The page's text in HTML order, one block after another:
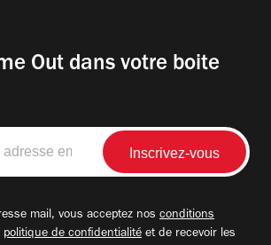
Out dans votre boite
mail, vous acceptez nos conditions
politique de confidentialité et de recevoir les